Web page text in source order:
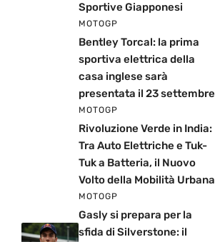
Sportive Giapponesi
MOTOGP
Bentley Torcal: la prima
sportiva elettrica della
casa inglese sarà
presentata il 23 settembre
MOTOGP
Rivoluzione Verde in India:
Tra Auto Elettriche e Tuk-
Tuk a Batteria, il Nuovo
Volto della Mobilità Urbana
MOTOGP
Gasly si prepara per la
sfida di Silverstone: il